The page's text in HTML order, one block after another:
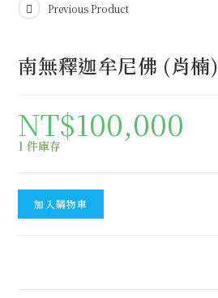
Previous Product
南無釋迦牟尼佛 (肖楠)
NT$100,000
1 件庫存
加入購物車